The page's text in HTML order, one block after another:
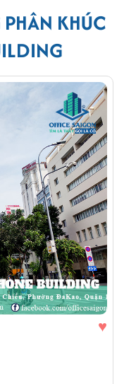
KHÚC
♥